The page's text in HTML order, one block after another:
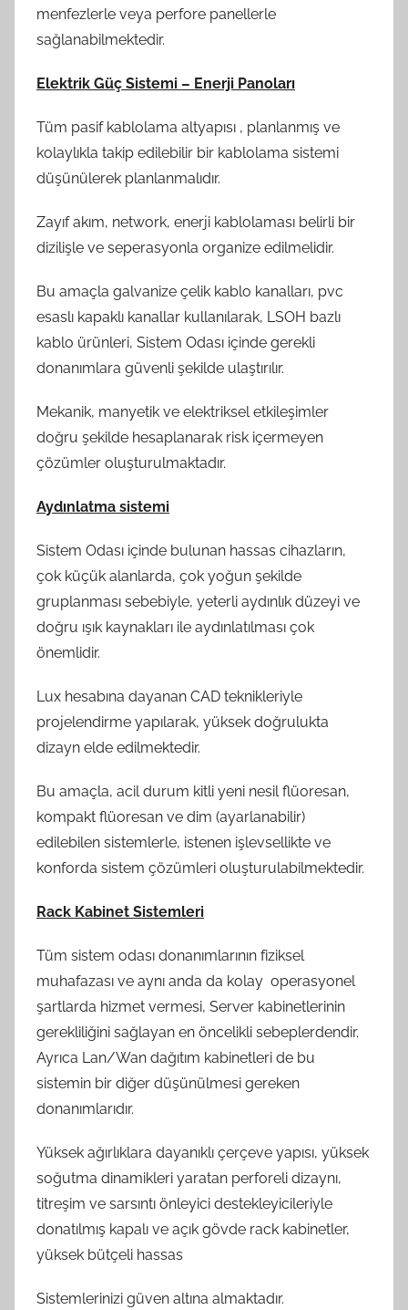
menfezlerle veya perfore panellerle
sağlanabilmektedir.
Elektrik Güç Sistemi – Enerji Panoları
Tüm pasif kablolama altyapısı , planlanmış ve
kolaylıkla takip edilebilir bir kablolama sistemi
düşünülerek planlanmalıdır.
Zayıf akım, network, enerji kablolaması belirli bir
dizilişle ve seperasyonla organize edilmelidir.
Bu amaçla galvanize çelik kablo kanalları, pvc
esaslı kapaklı kanallar kullanılarak, LSOH bazlı
kablo ürünleri, Sistem Odası içinde gerekli
donanımlara güvenli şekilde ulaştırılır.
Mekanik, manyetik ve elektriksel etkileşimler
doğru şekilde hesaplanarak risk içermeyen
çözümler oluşturulmaktadır.
Aydınlatma sistemi
Sistem Odası içinde bulunan hassas cihazların,
çok küçük alanlarda, çok yoğun şekilde
gruplanması sebebiyle, yeterli aydınlık düzeyi ve
doğru ışık kaynakları ile aydınlatılması çok
önemlidir.
Lux hesabına dayanan CAD teknikleriyle
projelendirme yapılarak, yüksek doğrulukta
dizayn elde edilmektedir.
Bu amaçla, acil durum kitli yeni nesil flüoresan,
kompakt flüoresan ve dim (ayarlanabilir)
edilebilen sistemlerle, istenen işlevsellikte ve
konforda sistem çözümleri oluşturulabilmektedir.
Rack Kabinet Sistemleri
Tüm sistem odası donanımlarının fiziksel
muhafazası ve aynı anda da kolay operasyonel
şartlarda hizmet vermesi, Server kabinetlerinin
gerekliliğini sağlayan en öncelikli sebeplerdendir.
Ayrıca Lan/Wan dağıtım kabinetleri de bu
sistemin bir diğer düşünülmesi gereken
donanımlarıdır.
Yüksek ağırlıklara dayanıklı çerçeve yapısı, yüksek
soğutma dinamikleri yaratan perforeli dizaynı,
titreşim ve sarsıntı önleyici destekleyicileriyle
donatılmış kapalı ve açık gövde rack kabinetler,
yüksek bütçeli hassas
Sistemlerinizi güven altına almaktadır.